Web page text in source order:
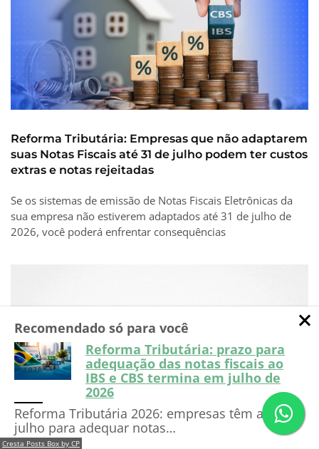
Reforma Tributária: Empresas que não adaptarem
suas Notas Fiscais até 31 de julho podem ter custos
extras e notas rejeitadas
Se os sistemas de emissão de Notas Fiscais Eletrônicas da
sua empresa não estiverem adaptados até 31 de julho de
2026, você poderá enfrentar consequências
NFSe Nacional: Nota Técnica incorpora CNPJ
Dúvidas?
Entre em
contato com nosso time!
Falar com especialista
Recomendado só para você
Reforma Tributária: prazo para
adequação das notas fiscais ao
IBS e CBS termina em julho de
2026
Reforma Tributária 2026: empresas têm até
julho para adequar notas…
Cresta Posts Box by CP